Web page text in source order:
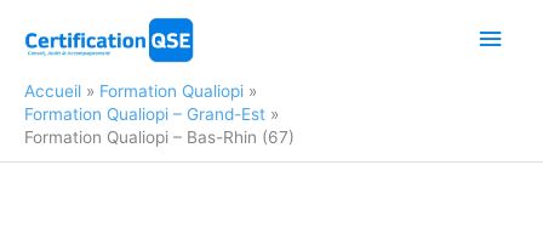
Accueil
Formation Qualiopi
Formation Qualiopi – Grand-Est
Formation Qualiopi – Bas-Rhin (67)